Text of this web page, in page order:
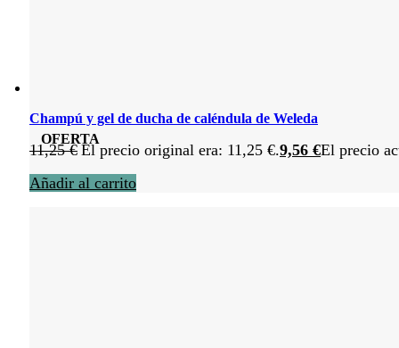
OFERTA
Champú y gel de ducha de caléndula de Weleda
11,25€ El precio original era: 11,25 €.9,56 €El precio
Añadir al carrito